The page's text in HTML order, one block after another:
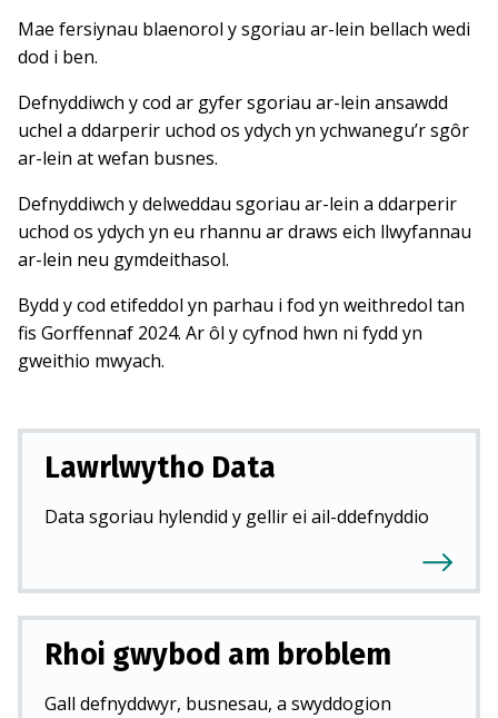
Mae fersiynau blaenorol y sgoriau ar-lein bellach wedi
dod i ben.
Defnyddiwch y cod ar gyfer sgoriau ar-lein ansawdd
uchel a ddarperir uchod os ydych yn ychwanegu’r sgôr
ar-lein at wefan busnes.
Defnyddiwch y delweddau sgoriau ar-lein a ddarperir
uchod os ydych yn eu rhannu ar draws eich llwyfannau
ar-lein neu gymdeithasol.
Bydd y cod etifeddol yn parhau i fod yn weithredol tan
fis Gorffennaf 2024. Ar ôl y cyfnod hwn ni fydd yn
gweithio mwyach.
Lawrlwytho Data
Data sgoriau hylendid y gellir ei ail-ddefnyddio
Rhoi gwybod am broblem
Gall defnyddwyr, busnesau, a swyddogion